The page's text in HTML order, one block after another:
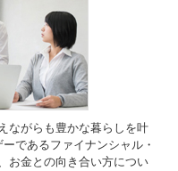
ながらも豊かな暮らしを叶
であるファイナンシャル・
お金との向き合い方につい